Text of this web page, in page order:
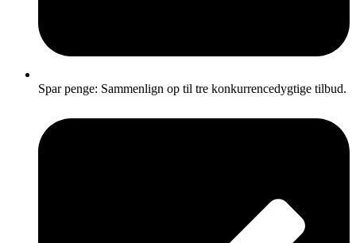
Spar penge: Sammenlign op til tre konkurrencedygtige tilbud.